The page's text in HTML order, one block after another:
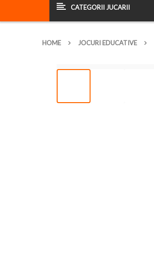
CATEGORII JUCARII
HOME JOCURI EDUCATIVE